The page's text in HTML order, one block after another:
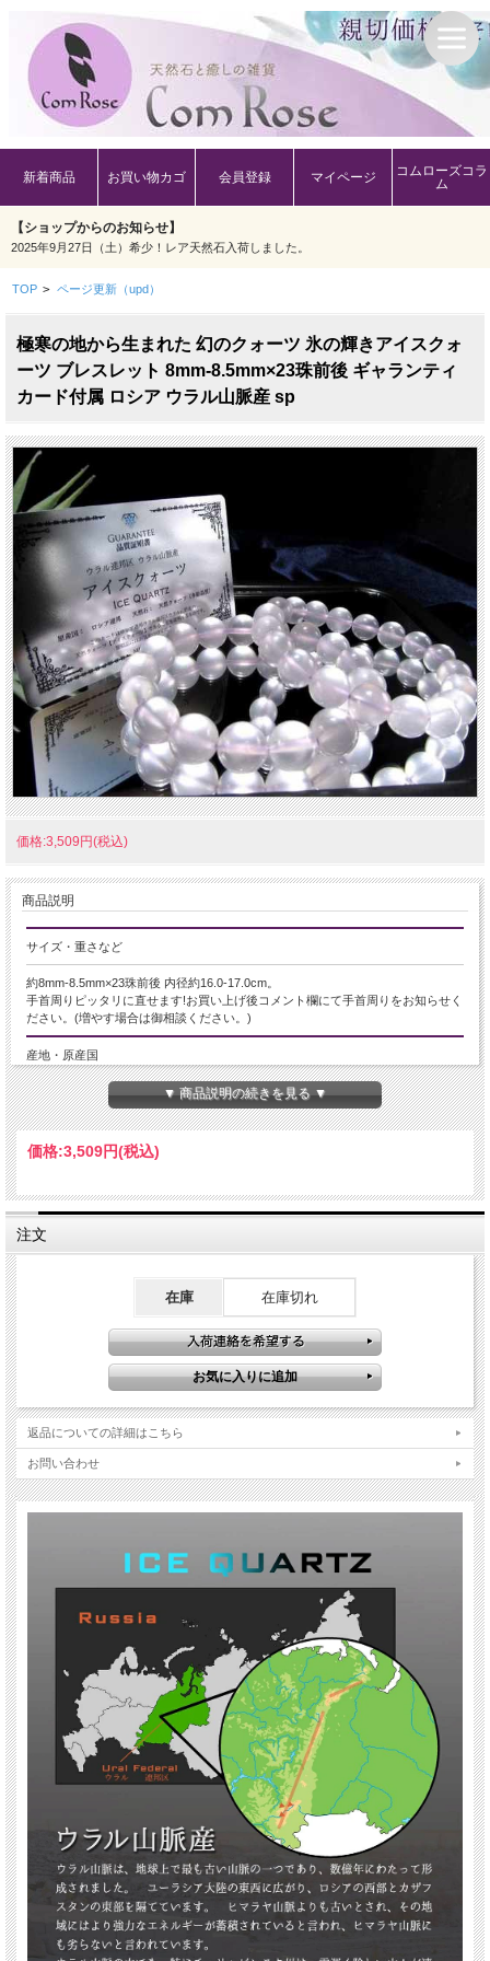
新着商品 お買い物カゴ 会員登録 マイページ
コムローズコラ
ム
【ショップからのお知らせ】
2025年9月27日（土）希少！レア天然石入荷しました。
TOP > ページ更新（upd）
極寒の地から生まれた 幻のクォーツ 氷の輝きアイスクォ
ーツ ブレスレット 8mm-8.5mm×23珠前後 ギャランティ
カード付属 ロシア ウラル山脈産 sp
価格:3,509円(税込)
商品説明
サイズ・重さなど
約8mm-8.5mm×23珠前後 内径約16.0-17.0cm。
手首周りピッタリに直せます!お買い上げ後コメント欄にて手首周りをお知らせく
ださい。(増やす場合は御相談ください。)
産地・原産国
ロシア連邦 ウラル山脈 チェリャビンスク州
グレードなど
高品質、透明タイプ
名称など
アイスクォーツ/カルセドニー【玉髄】
この山脈は、ユーラシア大陸を横断し、ロシアの西部からカザフスタンの東部ま
で広がっています。
ヒマラヤよりも古く、その地域には強力なエネルギーが蓄積され、ヒマラヤに匹
特に、チェリャビンスク州は、厳しい気候と雪深い山々で知られ、高品質のクォ
ーツが採掘されます。
これが幻のクォーツと呼ばれる理由です。
この極寒の地で採掘されるアイスクォーツは、冬には気温が-20℃まで下がる厳し
い環境で生まれます。
これは当店だけの限定品で、本物の証明であるギャランティカードも付属してい
極寒の地から生まれた貴重な天然石を身近に感じることができる逸品です。
数量には限りがありますので、お見逃しなく、お早めにご購入ください。
【意味合い・云われ・伝承等】
カルセドニーは、穏やかなエネルギーを持ち、内なる平和や調和を促進します。
コミュニケーション能力や表現力を高め、心のバランスを整える助けになりま
また、忍耐力や精神力を高め、困難な状況に立ち向かう支援をします。
こちらのアイスクォーツはウラル山脈で採掘されたもので、地球上で最も古い山
脈の一つであり、数億年にわたって形成されたことから、ヒーラーヒマラヤ山脈
以上のパワーが秘められているとも言われています
【カルセドニーは小さな水晶の結晶塊!?】
カルセドニーは、縞のないまたは透き通った多結晶質の石英であり、水晶やメノ
ウなどの仲間です。
両者は同じ石英グループに属し、成分や結晶構造が似ています。
硬度や手触りも同様です。
水晶とカルセドニーを拡大すると、水晶は大きな結晶から構成されていますが、
カルセドニーは微細な結晶の集まりです。 この特徴的な結晶構造を「潜晶質」と
呼びます。
つまり、カルセドニーは小さな水晶の集合体とも言えます。
▼ 商品説明の続きを見る ▼
価格:3,509円(税込)
注文
在庫 在庫切れ
返品についての詳細はこちら
お問い合わせ